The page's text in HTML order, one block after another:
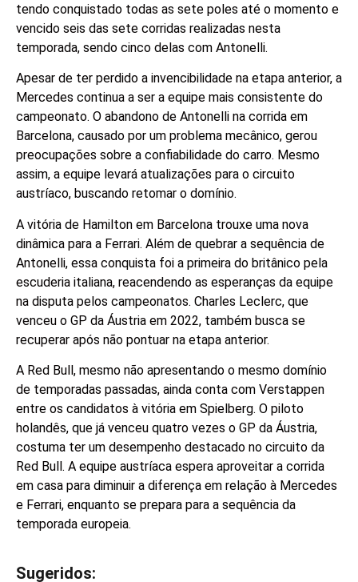
tendo conquistado todas as sete poles até o momento e
vencido seis das sete corridas realizadas nesta
temporada, sendo cinco delas com Antonelli.
Apesar de ter perdido a invencibilidade na etapa anterior, a
Mercedes continua a ser a equipe mais consistente do
campeonato. O abandono de Antonelli na corrida em
Barcelona, causado por um problema mecânico, gerou
preocupações sobre a confiabilidade do carro. Mesmo
assim, a equipe levará atualizações para o circuito
austríaco, buscando retomar o domínio.
A vitória de Hamilton em Barcelona trouxe uma nova
dinâmica para a Ferrari. Além de quebrar a sequência de
Antonelli, essa conquista foi a primeira do britânico pela
escuderia italiana, reacendendo as esperanças da equipe
na disputa pelos campeonatos. Charles Leclerc, que
venceu o GP da Áustria em 2022, também busca se
recuperar após não pontuar na etapa anterior.
A Red Bull, mesmo não apresentando o mesmo domínio
de temporadas passadas, ainda conta com Verstappen
entre os candidatos à vitória em Spielberg. O piloto
holandês, que já venceu quatro vezes o GP da Áustria,
costuma ter um desempenho destacado no circuito da
Red Bull. A equipe austríaca espera aproveitar a corrida
em casa para diminuir a diferença em relação à Mercedes
e Ferrari, enquanto se prepara para a sequência da
temporada europeia.
Sugeridos: